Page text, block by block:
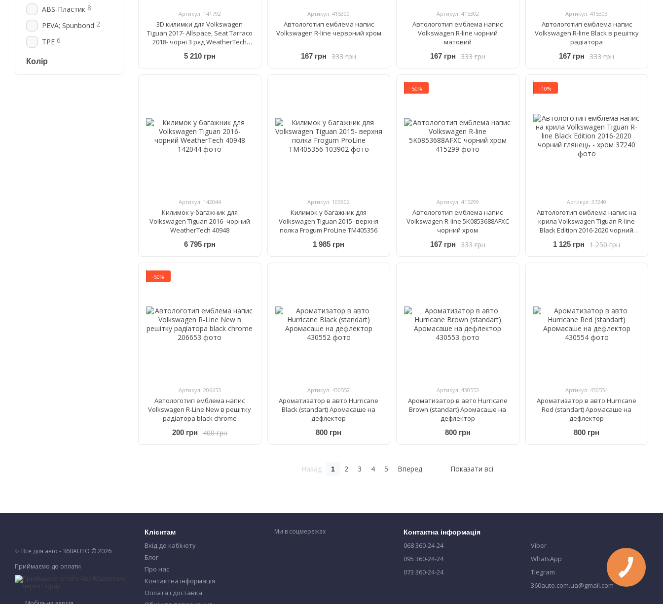
Артикул: 141792
3D килимки для Volkswagen
Tiguan 2017- Allspace, Seat Tarraco
2018- чорні 3 ряд WeatherTech
5 210 грн
Артикул: 415300
Автологотип емблема напис
Volkswagen R-line червоний хром
333 грн
167 грн
Артикул: 415302
Автологотип емблема напис
Volkswagen R-line чорний
матовий
333 грн
167 грн
Артикул: 415303
Автологотип емблема напис
Volkswagen R-line Black в решітку
радіатора
333 грн
167 грн
Артикул: 142044
Килимок у багажник для
Volkswagen Tiguan 2016- чорний
WeatherTech 40948
6 795 грн
Артикул: 103902
Килимок у багажник для
Volkswagen Tiguan 2015- верхня
полка Frogum ProLine TM405356
1 985 грн
−50%
Артикул: 415299
Автологотип емблема напис
Volkswagen R-line 5K0853688AFXC
чорний хром
333 грн
167 грн
−10%
Артикул: 37240
Автологотип емблема напис на
крила Volkswagen Tiguan R-line
Black Edition 2016-2020 чорний
1 250 грн
1 125 грн
−50%
Артикул: 206653
Автологотип емблема напис
Volkswagen R-Line New в решітку
радіатора black chrome
400 грн
200 грн
Артикул: 430552
Ароматизатор в авто Hurricane
Black (standart) Аромасаше на
дефлектор
800 грн
Артикул: 430553
Ароматизатор в авто Hurricane
Brown (standart) Аромасаше на
дефлектор
800 грн
Артикул: 430554
Ароматизатор в авто Hurricane
Red (standart) Аромасаше на
дефлектор
800 грн
Назад 1 2 3 4 5 Вперед Показати всі
ABS-Пластик 8
PEVA; Spunbond 2
TPE 6
Колір
✨ Все для авто - 360AUTO © 2026
Приймаємо до оплати
Клієнтам
Вхід до кабінету
Блог
Про нас
Контактна інформація
Оплата і доставка
Ми в соцмережах Контактна інформація
068 360-24-24
095 360-24-24
073 360-24-24
Viber
WhatsApp
Tlegram
360auto.com.ua@gmail.com